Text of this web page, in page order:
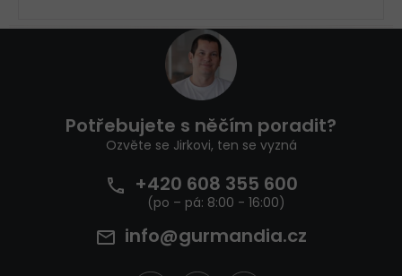
Z
Potřebujete s něčím poradit?
Ozvěte se Jirkovi, ten se vyzná
+420 608 355 600
info@gurmandia.cz